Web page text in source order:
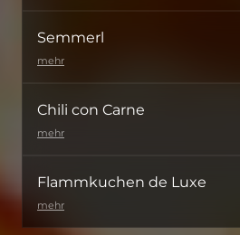
Semmerl
mehr
Chili con Carne
mehr
Flammkuchen de Luxe
mehr